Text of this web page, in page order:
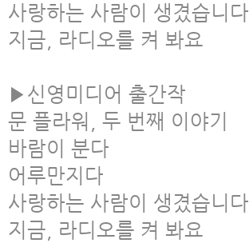
사랑하는 사람이 생겼습니다
지금, 라디오를 켜 봐요
▶신영미디어 출간작
문 플라워, 두 번째 이야기
바람이 분다
어루만지다
사랑하는 사람이 생겼습니다
지금, 라디오를 켜 봐요